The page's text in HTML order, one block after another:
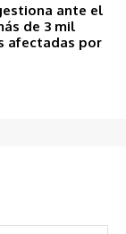
ante el
de 3 mil
afectadas por